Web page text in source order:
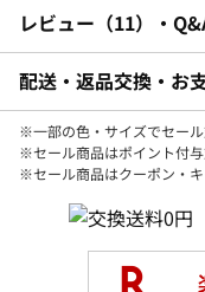
レビュー 11 ・
配送・返品交換・お
※一部の色・サイズでセー
※セール商品はポイント付
※セール商品はクーポン・